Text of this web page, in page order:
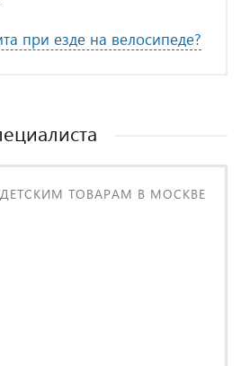
при езде на велосипеде?
ТОВАРАМ В МОСКВЕ